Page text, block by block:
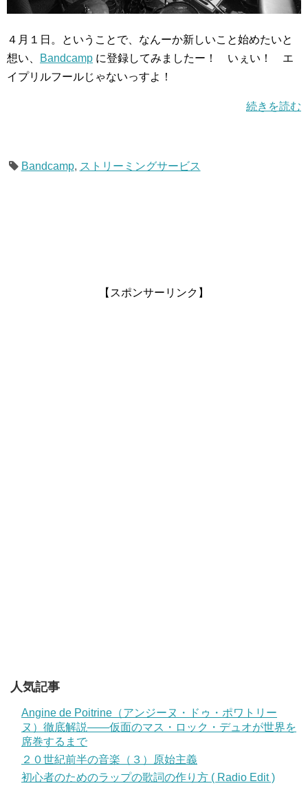
４月１日。ということで、なんーか新しいこと始めたいと
想い、
Bandcamp に登録してみましたー！ いぇい！ エ
イプリルフールじゃないっすよ！
続きを読む
Bandcamp, ストリーミングサービス
【スポンサーリンク】
人気記事
Angine de Poitrine（アンジーヌ・ドゥ・ポワトリー
ヌ）徹底解説——仮面のマス・ロック・デュオが世界を
席巻するまで
２０世紀前半の音楽（３）原始主義
初心者のためのラップの歌詞の作り方 ( Radio Edit )